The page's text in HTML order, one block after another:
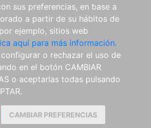
sus preferencias, en base a
a partir de su hábitos de
ejemplo, sitios web
aquí para más información.
o rechazar el uso de
en el botón CAMBIAR
o aceptarlas todas pulsando
CAMBIAR PREFERENCIAS